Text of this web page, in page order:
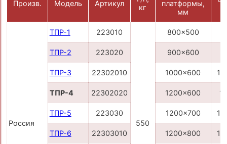
Произв. Модель Артикул
кг
платформы,
мм
Россия
ТПР-1 223010
550
800x500
ТПР-2 223020 900x600
ТПР-3 22302010 1000x600
ТПР-4 22302020 1200x600
ТПР-5 223030 1200x700
ТПР-6 22303010 1200x800